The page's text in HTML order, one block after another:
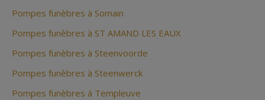
Pompes funèbres à Somain
Pompes funèbres à ST AMAND LES EAUX
Pompes funèbres à Steenvoorde
Pompes funèbres à Steenwerck
Pompes funèbres à Templeuve